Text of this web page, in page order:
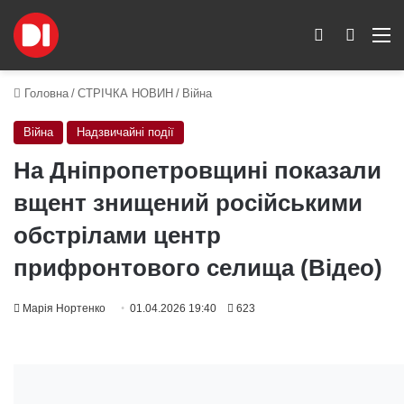
Пошук
Switch skin
Головна / СТРІЧКА НОВИН / Війна
Війна Надзвичайні події
На Дніпропетровщині показали
вщент знищений російськими
обстрілами центр
прифронтового селища (Відео)
Марія Нортенко 01.04.2026 19:40 623